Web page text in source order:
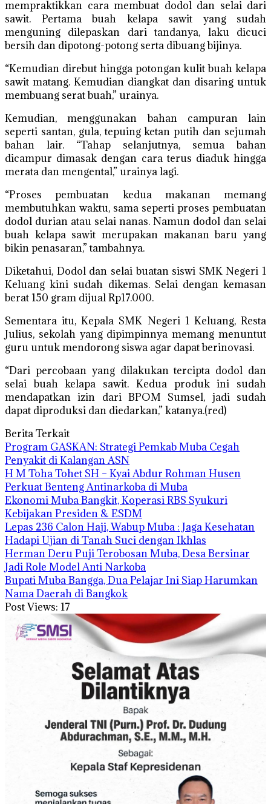
mempraktikkan cara membuat dodol dan selai dari
sawit. Pertama buah kelapa sawit yang sudah
menguning dilepaskan dari tandanya, laku dicuci
bersih dan dipotong-potong serta dibuang bijinya.
“Kemudian direbut hingga potongan kulit buah kelapa
sawit matang. Kemudian diangkat dan disaring untuk
membuang serat buah,” urainya.
Kemudian, menggunakan bahan campuran lain
seperti santan, gula, tepuing ketan putih dan sejumah
bahan lair. “Tahap selanjutnya, semua bahan
dicampur dimasak dengan cara terus diaduk hingga
merata dan mengental,” urainya lagi.
“Proses pembuatan kedua makanan memang
membutuhkan waktu, sama seperti proses pembuatan
dodol durian atau selai nanas. Namun dodol dan selai
buah kelapa sawit merupakan makanan baru yang
bikin penasaran,” tambahnya.
Diketahui, Dodol dan selai buatan siswi SMK Negeri 1
Keluang kini sudah dikemas. Selai dengan kemasan
berat 150 gram dijual Rp17.000.
Sementara itu, Kepala SMK Negeri 1 Keluang, Resta
Julius, sekolah yang dipimpinnya memang menuntut
guru untuk mendorong siswa agar dapat berinovasi.
“Dari percobaan yang dilakukan tercipta dodol dan
selai buah kelapa sawit. Kedua produk ini sudah
mendapatkan izin dari BPOM Sumsel, jadi sudah
dapat diproduksi dan diedarkan,” katanya.(red)
Berita Terkait
Program GASKAN: Strategi Pemkab Muba Cegah
Penyakit di Kalangan ASN
H M Toha Tohet SH – Kyai Abdur Rohman Husen
Perkuat Benteng Antinarkoba di Muba
Ekonomi Muba Bangkit, Koperasi RBS Syukuri
Kebijakan Presiden & ESDM
Lepas 236 Calon Haji, Wabup Muba : Jaga Kesehatan
Hadapi Ujian di Tanah Suci dengan Ikhlas
Herman Deru Puji Terobosan Muba, Desa Bersinar
Jadi Role Model Anti Narkoba
Bupati Muba Bangga, Dua Pelajar Ini Siap Harumkan
Nama Daerah di Bangkok
Post Views: 17